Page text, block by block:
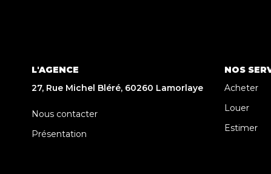
L'AGENCE
27, Rue Michel Bléré, 60260 Lamorlaye
Nous contacter
Présentation
NOS
Acheter
Louer
Estimer